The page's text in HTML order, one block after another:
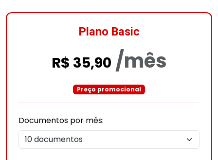
Plano Basic
R$ 35,90 /mês
Preço promocional
Documentos por mês: